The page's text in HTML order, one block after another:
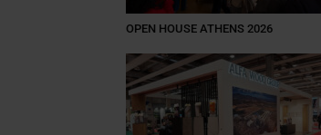
OPEN HOUSE ATHENS 2026